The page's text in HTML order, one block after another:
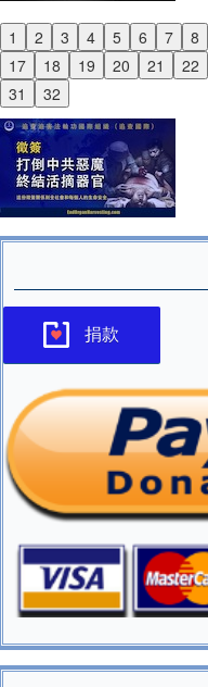
1 2 3 4 5 6 7 8
17
18 19 20 21 22
31
32
Previous
Next
捐款